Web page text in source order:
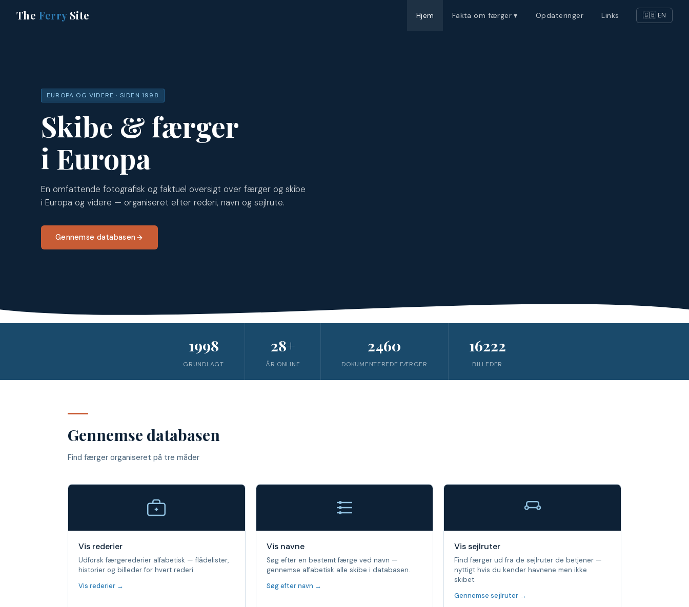
The FerrySite Hjem Fakta om færger ▾ Opdateringer Links 🇬🇧 EN
EUROPA OG VIDERE · SIDEN 1998
Skibe & færger
i Europa
En omfattende fotografisk og faktuel oversigt over færger og skibe
i Europa og videre — organiseret efter rederi, navn og sejlrute.
Gennemse databasen
1998
GRUNDLAGT
28+
ÅR ONLINE
2460
DOKUMENTEREDE FÆRGER
16222
BILLEDER
Gennemse databasen
Find færger organiseret på tre måder
Vis rederier
Udforsk færgerederier alfabetisk — flådelister,
historier og billeder for hvert rederi.
Vis rederier →
Vis navne
Søg efter en bestemt færge ved navn —
gennemse alfabetisk alle skibe i databasen.
Søg efter navn →
Vis sejlruter
Find færger ud fra de sejlruter de betjener —
nyttigt hvis du kender havnene men ikke
skibet.
Gennemse sejlruter →